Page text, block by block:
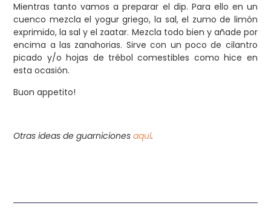
Mientras tanto vamos a preparar el dip. Para ello en un
cuenco mezcla el yogur griego, la sal, el zumo de limón
exprimido, la sal y el zaatar. Mezcla todo bien y añade por
encima a las zanahorias. Sirve con un poco de cilantro
picado y/o hojas de trébol comestibles como hice en
esta ocasión.
Buon appetito!
Otras ideas de guarnicionesaquí.